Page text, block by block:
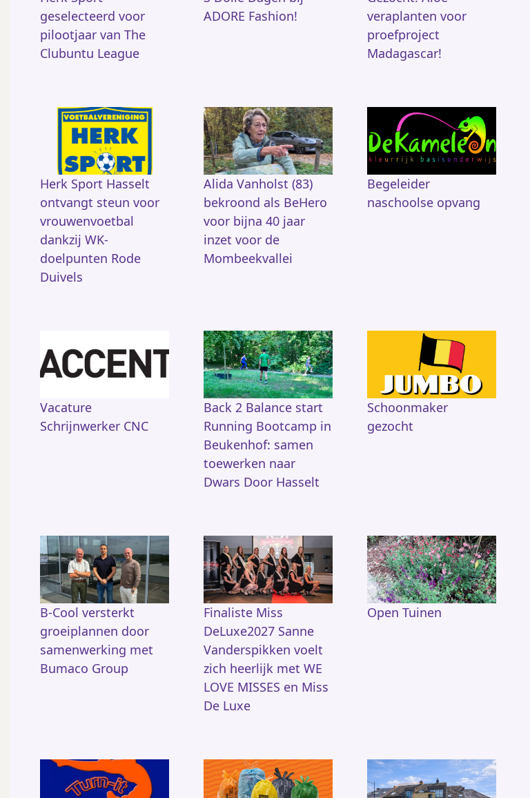
geselecteerd voor
pilootjaar van The
Clubuntu League
ADORE Fashion!
veraplanten voor
proefproject
Madagascar!
Herk Sport Hasselt
ontvangt steun voor
vrouwenvoetbal
dankzij WK-
doelpunten Rode
Duivels
Alida Vanholst (83)
bekroond als BeHero
voor bijna 40 jaar
inzet voor de
Mombeekvallei
Begeleider
naschoolse opvang
Vacature
Schrijnwerker CNC
Back 2 Balance start
Running Bootcamp in
Beukenhof: samen
toewerken naar
Dwars Door Hasselt
Schoonmaker
gezocht
B-Cool versterkt
groeiplannen door
samenwerking met
Bumaco Group
Finaliste Miss
DeLuxe2027 Sanne
Vanderspikken voelt
zich heerlijk met WE
LOVE MISSES en Miss
De Luxe
Open Tuinen